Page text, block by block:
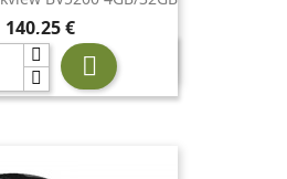
Precio
140,25 €
